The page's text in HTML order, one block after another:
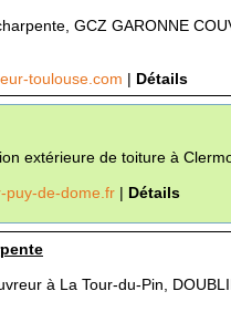
GCZ GARONNE
toulouse.com | Détails
extérieure de toiture à
puy-de-dome.fr | Détails
à La Tour-du-Pin,